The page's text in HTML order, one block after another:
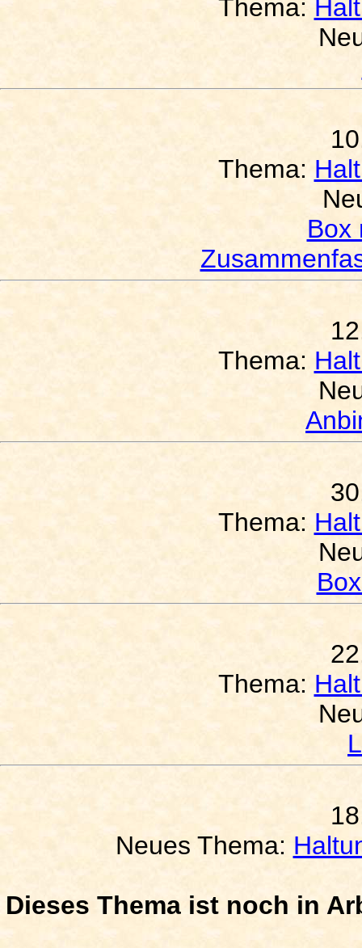
Thema:
Thema:
Box
Thema:
Thema:
Thema:
Neues Thema:
Dieses Thema ist noch in